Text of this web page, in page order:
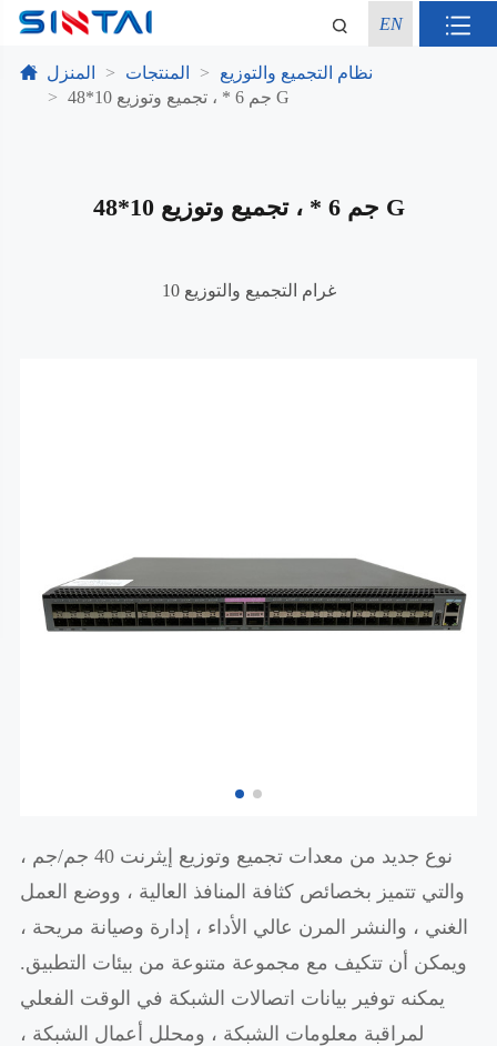
EN
المنزل المنتجات
نظام التجميع والتوزيع
48*10 جم 6 * ، تجميع وتوزيع G
48*10 جم 6 * ، تجميع وتوزيع G
10 غرام التجميع والتوزيع
نوع جديد من معدات تجميع وتوزيع إيثرنت 40 جم/جم ،
والتي تتميز بخصائص كثافة المنافذ العالية ، ووضع العمل
الغني ، والنشر المرن عالي الأداء ، إدارة وصيانة مريحة ،
ويمكن أن تتكيف مع مجموعة متنوعة من بيئات التطبيق.
يمكنه توفير بيانات اتصالات الشبكة في الوقت الفعلي
لمراقبة معلومات الشبكة ، ومحلل أعمال الشبكة ،